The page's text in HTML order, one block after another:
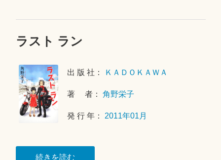
ラスト ラン
出 版 社： ＫＡＤＯＫＡＷＡ
著 者：角野栄子
発 行 年： 2011年01月
続きを読む“ラ